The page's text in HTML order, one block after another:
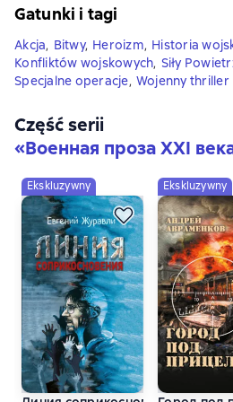
Gatunki i tagi
Akcja, Bitwy, Heroizm, Historia
Konfliktów wojskowych, Siły
Specjalne operacje, Wojenny thriller
Część serii
«Военная проза XXI
Ekskluzywny Ekskluzywny